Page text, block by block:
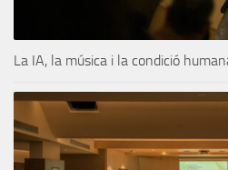
La IA, la música i la condició